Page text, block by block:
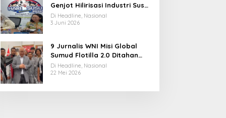
Genjot Hilirisasi Industri Susu
Lewat Momen Hari Susu
Nusantara 2026
Di Headline, Nasional
3 Juni 2026
9 Jurnalis WNI Misi Global
Sumud Flotilla 2.0 Ditahan
Militer Israel, Kini Dibebaskan
dan Dievakuasi ke Istanbul
Di Headline, Nasional
22 Mei 2026